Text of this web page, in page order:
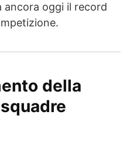
ancora oggi il record
della